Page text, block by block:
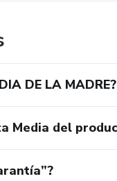
DE LA MADRE?
Media del